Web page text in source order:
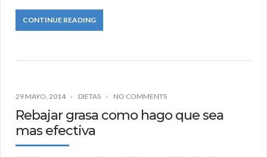
CONTINUE READING
29 MAYO, 2014 DIETAS NO COMMENTS
Rebajar grasa como hago que sea
mas efectiva